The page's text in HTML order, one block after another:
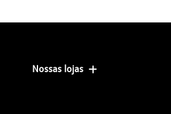
Nossas lojas